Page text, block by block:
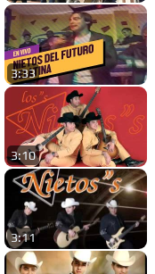
3:33
3:10
3:11